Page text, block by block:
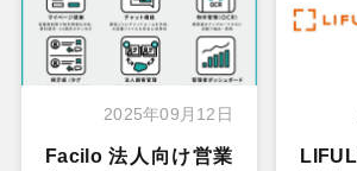
2025年09月12日
Facilo 法人向け営業